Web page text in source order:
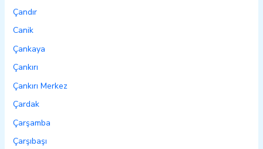
Çandır
Canik
Çankaya
Çankırı
Çankırı Merkez
Çardak
Çarşamba
Çarşıbaşı